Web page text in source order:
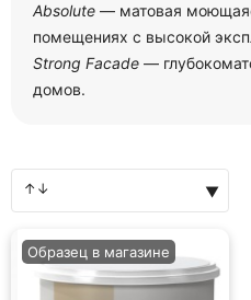
Absolute — матовая
помещениях с высокой
Strong Facade —
домов.
Образец в магазине